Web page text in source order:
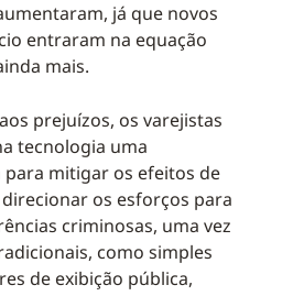
já que novos
entraram na equação
mais.
prejuízos, os varejistas
tecnologia uma
mitigar os efeitos de
os esforços para
criminosas, uma vez
como simples
de exibição pública,